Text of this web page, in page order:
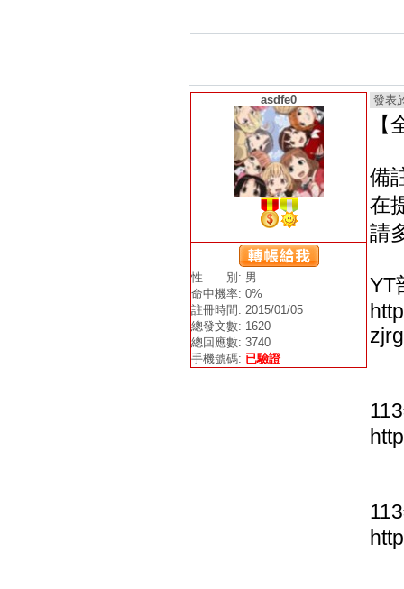
asdfe0
性 別: 男
命中機率: 0%
註冊時間: 2015/01/05
總發文數: 1620
總回應數: 3740
手機號碼: 已驗證
發表
備
在
請
YT